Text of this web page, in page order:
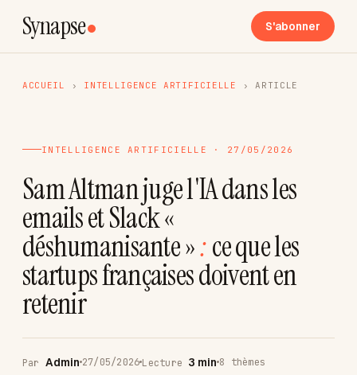
Synapse S'abonner
ACCUEIL › INTELLIGENCE ARTIFICIELLE › ARTICLE
INTELLIGENCE ARTIFICIELLE · 27/05/2026
Sam Altman juge l'IA dans les
emails et Slack «
déshumanisante »:ce que les
startups françaises doivent en
retenir
Par Admin 27/05/2026 Lecture 3 min 8 thèmes